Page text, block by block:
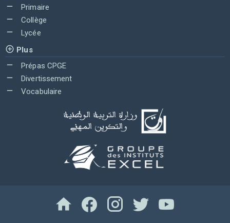
Primaire
Collège
Lycée
Plus
Prépas CPGE
Divertissement
Vocabulaire